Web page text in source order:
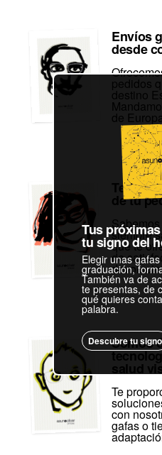
Envíos
desde
pedidos
destino
de
Te
de tu
siempre
que te
de
Somos
salud
Te
con
gafas o
Tus
tu signo del
Elegir unas
graduación,
También va de
te presentas, de
qué quieres
palabra.
Descubre tu signo